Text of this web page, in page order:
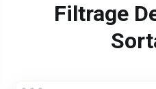
Filtrage